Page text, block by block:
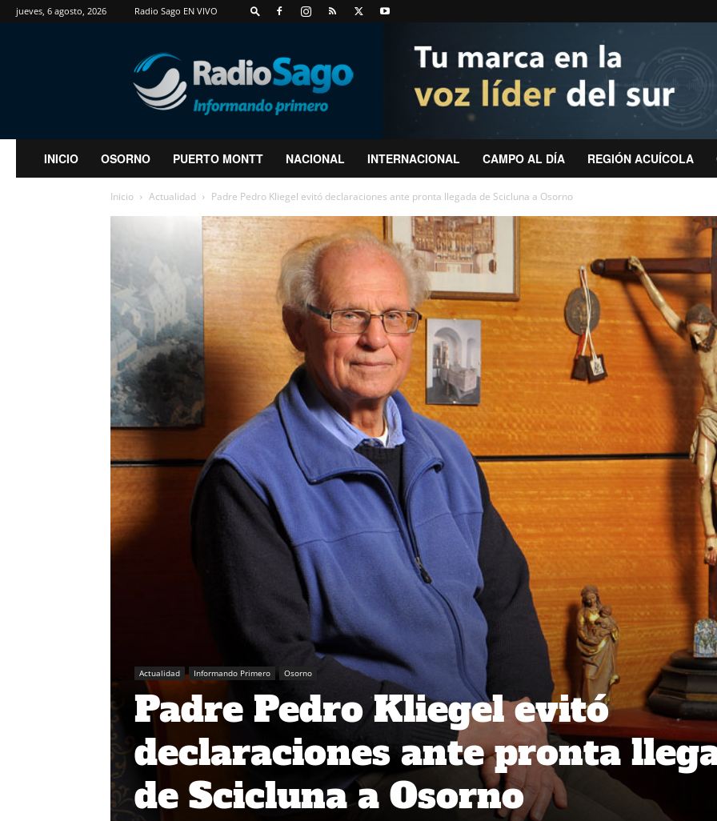
jueves, 6 agosto, 2026 Radio Sago EN VIVO
RadioSago
INICIO OSORNO PUERTO MONTT NACIONAL INTERNACIONAL CAMPO AL DÍA REGIÓN ACUÍCOLA
Inicio Actualidad Padre Pedro Kliegel evitó declaraciones ante pronta llegada de Scicluna a Osorno
Actualidad Informando Primero Osorno
Padre Pedro Kliegel evitó
declaraciones ante pronta
de Scicluna a Osorno